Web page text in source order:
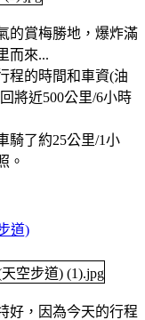
的賞梅勝地，爆炸滿
而來...
程的時間和車資(油
將近500公里/6小時
騎了約25公里/1小
。
道)
好，因為今天的行程